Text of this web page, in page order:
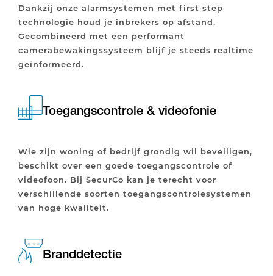
Dankzij onze alarmsystemen met first step
technologie houd je inbrekers op afstand.
Gecombineerd met een performant
camerabewakingssysteem blijf je steeds realtime
geïnformeerd.
Toegangscontrole & videofonie
Wie zijn woning of bedrijf grondig wil beveiligen,
beschikt over een goede toegangscontrole of
videofoon. Bij SecurCo kan je terecht voor
verschillende soorten toegangscontrolesystemen
van hoge kwaliteit.
Branddetectie